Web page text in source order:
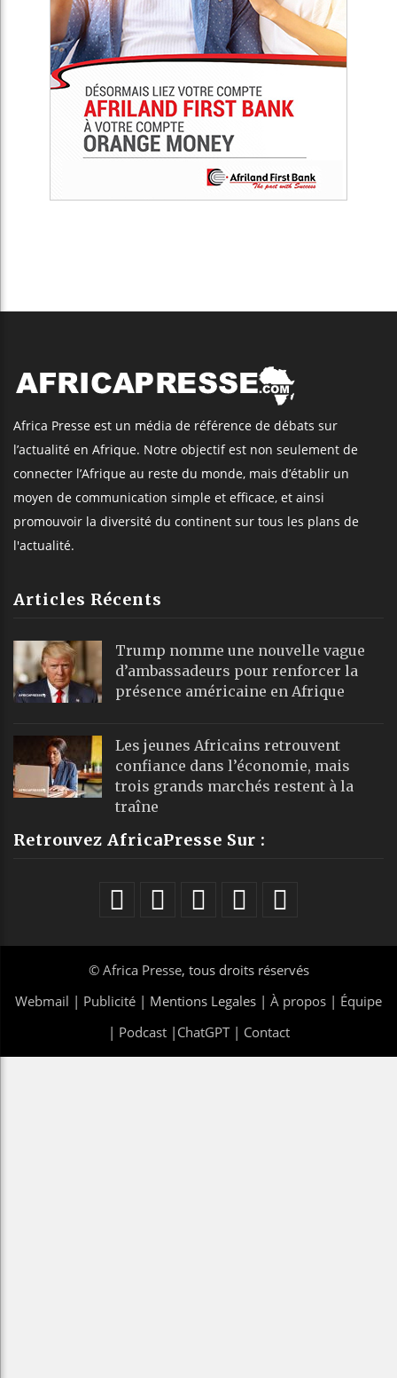
Africa Presse est un média de référence de débats sur
l’actualité en Afrique. Notre objectif est non seulement de
connecter l’Afrique au reste du monde, mais d’établir un
moyen de communication simple et efficace, et ainsi
promouvoir la diversité du continent sur tous les plans de
l'actualité.
Articles Récents
Trump nomme une nouvelle vague
d’ambassadeurs pour renforcer la
présence américaine en Afrique
Les jeunes Africains retrouvent
confiance dans l’économie, mais
trois grands marchés restent à la
traîne
Retrouvez AfricaPresse Sur :
© Africa Presse, tous droits réservés
Webmail | Publicité | Mentions Legales | À propos | Équipe
| Podcast| ChatGPT| Contact